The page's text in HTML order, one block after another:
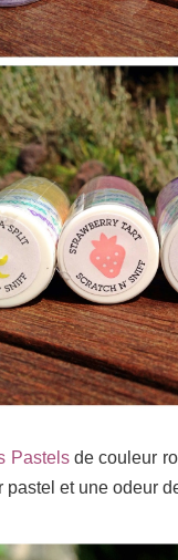
Pastelsde couleur
pastel et une odeur